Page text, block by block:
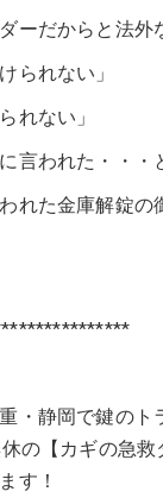
ーだからと法外
られない」
れない」
言われた・・・
れた金庫解錠の
・静岡で鍵のト
の【カギの急
す！